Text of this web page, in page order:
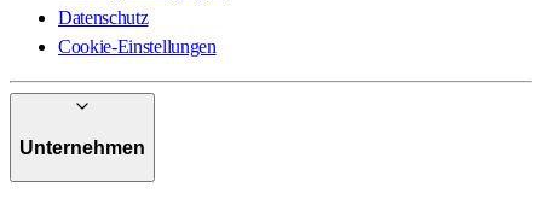
Datenschutz
Cookie-Einstellungen
Unternehmen